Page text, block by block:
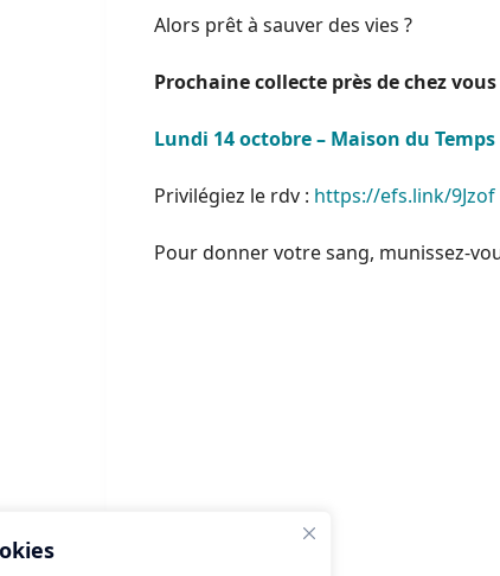
Alors prêt à sauver des vies ?
Prochaine collecte près de chez vous
Lundi 14 octobre– Maison du
Privilégiez le rdv : https://efs.link/9Jzof
Pour donner votre sang, munissez-